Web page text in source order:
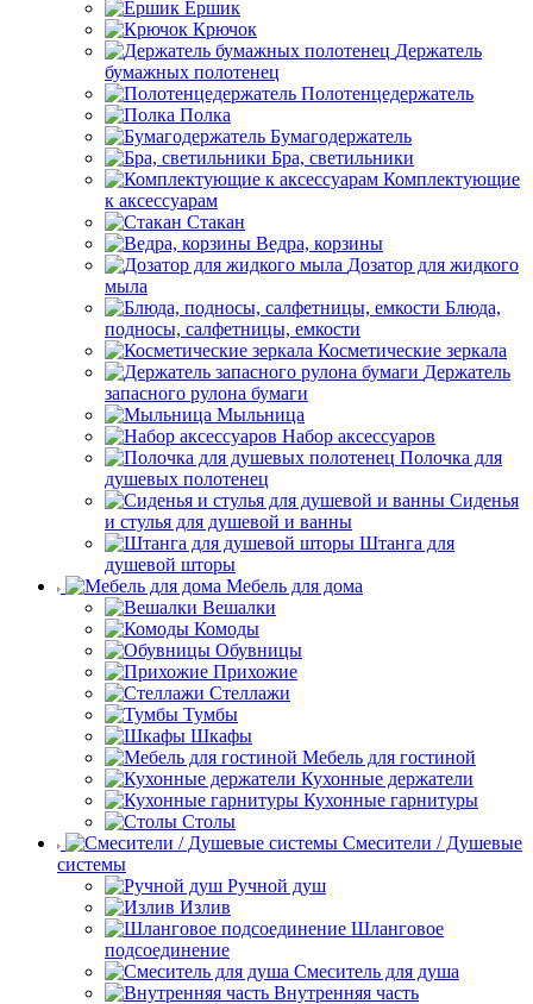
Ёршик
Крючок
Держатель
бумажных полотенец
Полотенцедержатель
Полка
Бумагодержатель
Бра, светильники
Комплектующие
к аксессуарам
Стакан
Ведра, корзины
Дозатор для жидкого
мыла
Блюда,
подносы, салфетницы, емкости
Косметические зеркала
Держатель
запасного рулона бумаги
Мыльница
Набор аксессуаров
Полочка для
душевых полотенец
Сиденья
и стулья для душевой и ванны
Штанга для
душевой шторы
Мебель для дома
Вешалки
Комоды
Обувницы
Прихожие
Стеллажи
Тумбы
Шкафы
Мебель для гостиной
Кухонные держатели
Кухонные гарнитуры
Столы
Смесители / Душевые
системы
Ручной душ
Излив
Шланговое
подсоединение
Смеситель для душа
Внутренняя часть